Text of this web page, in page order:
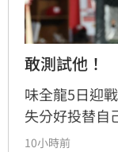
敢測試他！
味全龍5日迎
失分好投替自
郭天信的關鍵
10小時前